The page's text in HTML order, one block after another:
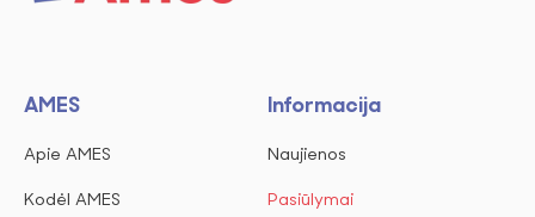
AMES
Apie AMES
Kodėl AMES
Informacija
Naujienos
Pasiūlymai